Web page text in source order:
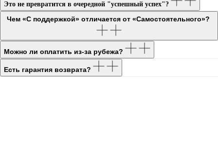
Это не превратится в очередной "успешный успех"?
Чем «С поддержкой» отличается от «Самостоятельного»?
Можно ли оплатить из-за рубежа?
Есть гарантия возврата?